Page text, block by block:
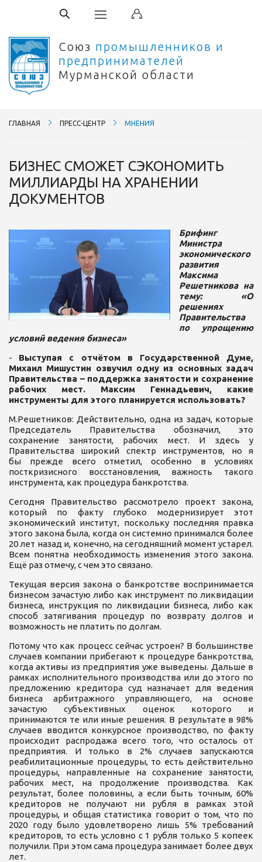
Союз промышленников и
предпринимателей
Мурманской области
ГЛАВНАЯ ПРЕСС-ЦЕНТР МНЕНИЯ
БИЗНЕС СМОЖЕТ СЭКОНОМИТЬ
МИЛЛИАРДЫ НА ХРАНЕНИИ
ДОКУМЕНТОВ
Брифинг
Министра
экономического
развития
Максима
Решетникова на
тему: «О
решениях
Правительства
по упрощению
условий ведения бизнеса»
- Выступая с отчётом в Государственной Думе,
Михаил Мишустин озвучил одну из основных задач
Правительства – поддержка занятости и сохранение
рабочих мест. Максим Геннадьевич, какие
инструменты для этого планируется использовать?
М.Решетников: Действительно, одна из задач, которые
Председатель Правительства обозначил, это
сохранение занятости, рабочих мест. И здесь у
Правительства широкий спектр инструментов, но я
бы прежде всего отметил, особенно в условиях
посткризисного восстановления, важность такого
инструмента, как процедура банкротства.
Сегодня Правительство рассмотрело проект закона,
который по факту глубоко модернизирует этот
экономический институт, поскольку последняя правка
этого закона была, когда он системно принимался более
20 лет назад и, конечно, на сегодняшний момент устарел.
Всем понятна необходимость изменения этого закона.
Ещё раз отмечу, с чем это связано.
Текущая версия закона о банкротстве воспринимается
бизнесом зачастую либо как инструмент по ликвидации
бизнеса, инструкция по ликвидации бизнеса, либо как
способ затягивания процедур по возврату долгов и
возможность не платить по долгам.
Потому что как процесс сейчас устроен? В большинстве
случаев компании прибегают к процедуре банкротства,
когда активы из предприятия уже выведены. Дальше в
рамках исполнительного производства или до этого по
предложению кредитора суд назначает для ведения
бизнеса арбитражного управляющего, на основе
зачастую субъективных оценок которого и
принимаются те или иные решения. В результате в 98%
случаев вводится конкурсное производство, по факту
происходит распродажа всего того, что осталось от
предприятия. И только в 2% случаев запускаются
реабилитационные процедуры, то есть действительно
процедуры, направленные на сохранение занятости,
рабочих мест, на продолжение производства. Как
результат, более половины, а если быть точным, 60%
кредиторов не получают ни рубля в рамках этой
процедуры, и общая статистика говорит о том, что по
2020 году было удовлетворено лишь 5% требований
кредиторов, то есть условно с 1 рубля только 5 копеек
получили. При этом сама процедура занимает более двух
лет.